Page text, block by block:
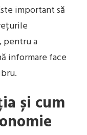
important să
pentru a
informare face
și cum